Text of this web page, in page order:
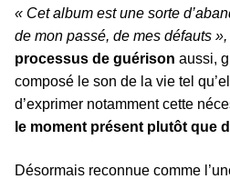
« Cet album est une sorte
de mon passé, de mes défauts »,
processus de guérison aussi,
composé le son de la vie tel
d’exprimer notamment cette
le moment présent plutôt que
Désormais reconnue comme